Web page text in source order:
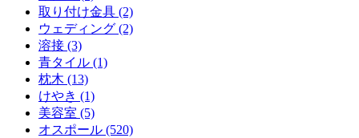
取り付け金具 (2)
ウェディング (2)
溶接 (3)
青タイル (1)
枕木 (13)
けやき (1)
美容室 (5)
オスポール (520)